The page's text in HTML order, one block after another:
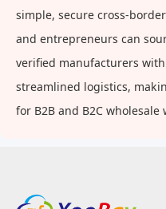
simple, secure cross-
and entrepreneurs can
verified manufacturers
streamlined logistics,
for B2B and B2C wholesale